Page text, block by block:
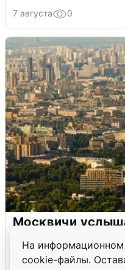
На
cookie-файлы.
7 августа 0
Москвичи
7 августа 0